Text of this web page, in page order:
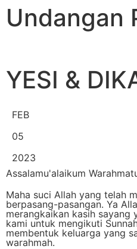
Undangan
YESI &
FEB
05
2023
Assalamu'alaikum
Maha suci Allah yang telah
berpasang-pasangan. Ya
merangkaikan kasih sayang
kami untuk mengikuti
membentuk keluarga yang
warahmah.